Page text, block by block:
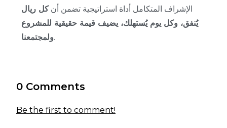
الإشراف المتكامل أداة استراتيجية تضمن أنكل ريال
يُنفق، وكل يوم يُستهلك، يضيف قيمة حقيقية للمشروع
ولمجتمعنا.
0 Comments
Be the first to comment!